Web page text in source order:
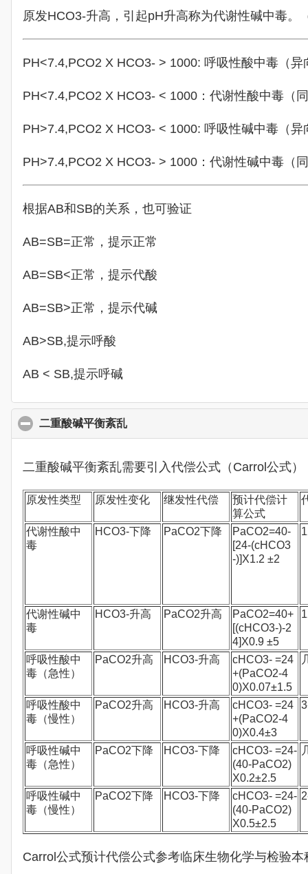
原发HCO3-升高，引起pH升高称为代谢性碱中毒。
PH<7.4,PCO2 X HCO3- > 1000: 呼吸性酸中毒（异
PH<7.4,PCO2 X HCO3- < 1000：代谢性酸中毒（
PH>7.4,PCO2 X HCO3- < 1000: 呼吸性碱中毒（异
PH>7.4,PCO2 X HCO3- > 1000：代谢性碱中毒（
根据AB和SB的关系，也可验证
AB=SB=正常，提示正常
AB=SB<正常，提示代酸
AB=SB>正常，提示代碱
AB>SB,提示呼酸
AB < SB,提示呼碱
二重酸碱平衡紊乱
二重酸碱平衡紊乱需要引入代偿公式（Carrol公式）
原发性类型 原发性变化 继发性代偿
预计代偿计
算公式
代谢性酸中
毒
HCO3-下降 PaCO2下降
PaCO2=40-
[24-(cHCO3
-)]X1.2 ±2
代谢性碱中
毒
HCO3-升高 PaCO2升高
PaCO2=40+
[(cHCO3-)-2
4]X0.9 ±5
呼吸性酸中
毒（急性）
PaCO2升高 HCO3-升高
cHCO3- =24
+(PaCO2-4
0)X0.07±1.5
呼吸性酸中
毒（慢性）
PaCO2升高 HCO3-升高
cHCO3- =24
+(PaCO2-4
0)X0.4±3
呼吸性碱中
毒（急性）
PaCO2下降 HCO3-下降
cHCO3- =24-
(40-PaCO2)
X0.2±2.5
呼吸性碱中
毒（慢性）
PaCO2下降 HCO3-下降
cHCO3- =24-
(40-PaCO2)
X0.5±2.5
Carrol公式预计代偿公式参考临床生物化学与检验